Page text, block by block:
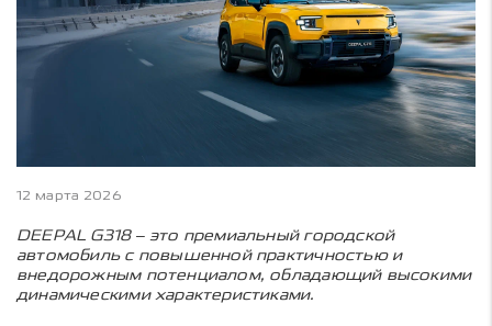
12 марта 2026
DEEPAL G318 – это премиальный городской
автомобиль с повышенной практичностью и
внедорожным потенциалом, обладающий высокими
динамическими характеристиками.